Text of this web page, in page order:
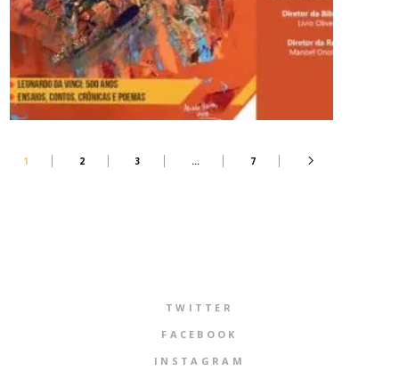
1 2 3 … 7
TWITTER
FACEBOOK
INSTAGRAM